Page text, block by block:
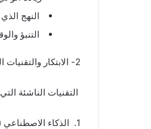
النهج
التنبؤ
2- الابتكار والتقنيات الثورية الناشئة:
التقنيات الناشئة
1. الذكاء الاصطناعي (AI):